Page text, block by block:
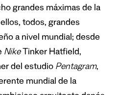
grandes máximas de la
todos, grandes
a nivel mundial; desde
NikeTinker Hatfield,
del estudio Pentagram,
mundial de la